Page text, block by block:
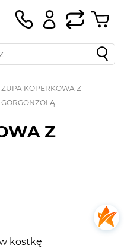
ZUPA KOPERKOWA Z
GORGONZOLĄ
Z
kostkę